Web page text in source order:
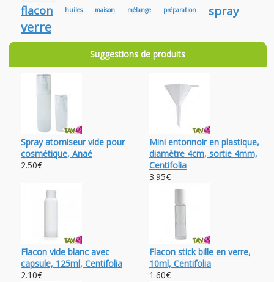
flacon huiles maison mélange préparation spray
verre
Suggestions de produits
Spray atomiseur vide pour
cosmétique, Anaé
2.50€
Mini entonnoir en plastique,
diamètre 4cm, sortie 4mm,
Centifolia
3.95€
Flacon vide blanc avec
capsule, 125ml, Centifolia
2.10€
Flacon stick bille en verre,
10ml, Centifolia
1.60€